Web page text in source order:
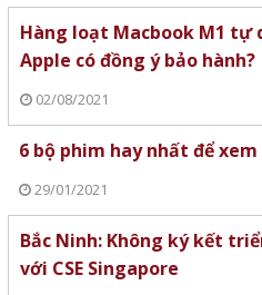
Hàng loạt Macbook M1 tự
Apple có đồng ý bảo hành?
02/08/2021
6 bộ phim hay nhất để
29/01/2021
Bắc Ninh: Không ký kết
với CSE Singapore